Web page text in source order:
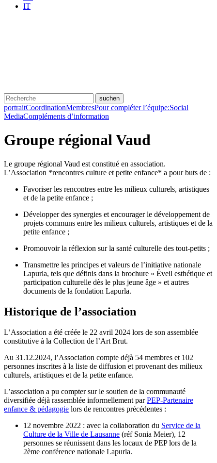
IT
suchen
portraitCoordinationMembresPour compléter l’équipe:Social
MediaCompléments d’information
Groupe régional Vaud
Le groupe régional Vaud est constitué en association.
L’Association *rencontres culture et petite enfance* a pour buts de :
Favoriser les rencontres entre les milieux culturels, artistiques
et de la petite enfance ;
Développer des synergies et encourager le développement de
projets communs entre les milieux culturels, artistiques et de la
petite enfance ;
Promouvoir la réflexion sur la santé culturelle des tout-petits ;
Transmettre les principes et valeurs de l’initiative nationale
Lapurla, tels que définis dans la brochure « Éveil esthétique et
participation culturelle dès le plus jeune âge » et autres
documents de la fondation Lapurla.
Historique de l’association
L’Association a été créée le 22 avril 2024 lors de son assemblée
constitutive à la Collection de l’Art Brut.
Au 31.12.2024, l’Association compte déjà 54 membres et 102
personnes inscrites à la liste de diffusion et provenant des milieux
culturels, artistiques et de la petite enfance.
L’association a pu compter sur le soutien de la communauté
diversifiée déjà rassemblée informellement parPEP-Partenaire
enfance & pédagogie lors de rencontres précédentes :
12 novembre 2022 : avec la collaboration du Service de la
Culture de la Ville de Lausanne (réf Sonia Meier), 12
personnes se réunissent dans les locaux de PEP lors de la
2ème conférence nationale Lapurla.